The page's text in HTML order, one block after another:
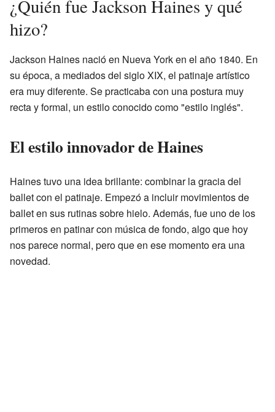
¿Quién fue Jackson Haines y qué
hizo?
Jackson Haines nació en Nueva York en el año 1840. En
su época, a mediados del siglo XIX, el patinaje artístico
era muy diferente. Se practicaba con una postura muy
recta y formal, un estilo conocido como "estilo inglés".
El estilo innovador de Haines
Haines tuvo una idea brillante: combinar la gracia del
ballet con el patinaje. Empezó a incluir movimientos de
ballet en sus rutinas sobre hielo. Además, fue uno de los
primeros en patinar con música de fondo, algo que hoy
nos parece normal, pero que en ese momento era una
novedad.